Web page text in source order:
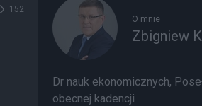
152
O mnie
Zbigniew
Dr nauk ekonomicznych,
obecnej kadencji